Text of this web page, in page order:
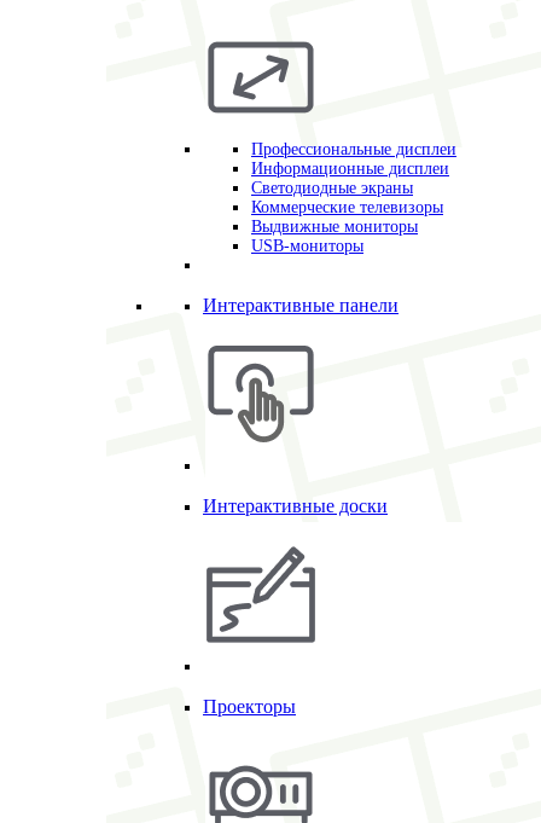
Профессиональные дисплеи
Информационные дисплеи
Светодиодные экраны
Коммерческие телевизоры
Выдвижные мониторы
USB-мониторы
Интерактивные панели
Интерактивные доски
Проекторы